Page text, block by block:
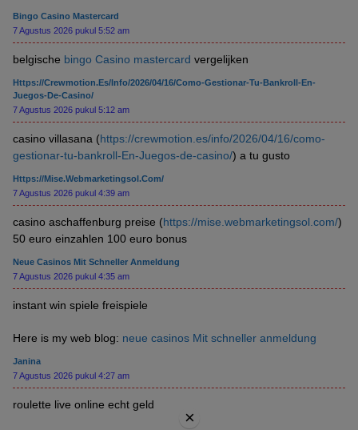
Bingo Casino Mastercard
7 Agustus 2026 pukul 5:52 am
belgische bingo Casino mastercard vergelijken
Https://crewmotion.es/info/2026/04/16/como-Gestionar-Tu-Bankroll-En-
Juegos-De-Casino/
7 Agustus 2026 pukul 5:12 am
casino villasana (https://crewmotion.es/info/2026/04/16/como-
gestionar-tu-bankroll-En-Juegos-de-casino/) a tu gusto
Https://mise.webmarketingsol.com/
7 Agustus 2026 pukul 4:39 am
casino aschaffenburg preise (https://mise.webmarketingsol.com/)
50 euro einzahlen 100 euro bonus
Neue Casinos Mit Schneller Anmeldung
7 Agustus 2026 pukul 4:35 am
instant win spiele freispiele
Here is my web blog: neue casinos Mit schneller anmeldung
Janina
7 Agustus 2026 pukul 4:27 am
roulette live online echt geld
×